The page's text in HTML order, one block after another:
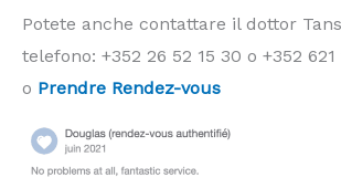
Potete anche contattare il dottor
telefono: +352 26 52 15 30 o +352
o Prendre Rendez-vous